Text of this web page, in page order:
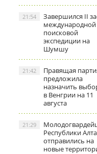
Завершился II
международной
поисковой
экспедиции на
Шумшу
21:54
Правящая
предложила
назначить
в Венгрии на 11
августа
21:42
Республики
отправились на
новые
21:29